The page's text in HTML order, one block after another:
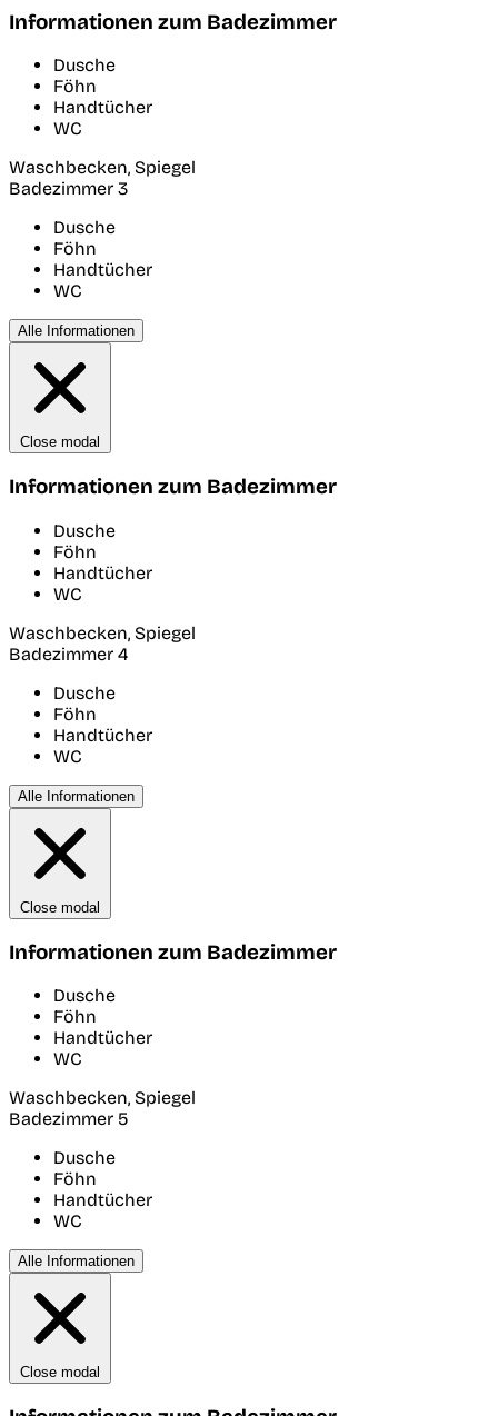
Informationen zum Badezimmer
Dusche
Föhn
Handtücher
WC
Waschbecken, Spiegel
Badezimmer 3
Dusche
Föhn
Handtücher
WC
Alle Informationen
Close modal
Informationen zum Badezimmer
Dusche
Föhn
Handtücher
WC
Waschbecken, Spiegel
Badezimmer 4
Dusche
Föhn
Handtücher
WC
Alle Informationen
Close modal
Informationen zum Badezimmer
Dusche
Föhn
Handtücher
WC
Waschbecken, Spiegel
Badezimmer 5
Dusche
Föhn
Handtücher
WC
Alle Informationen
Close modal